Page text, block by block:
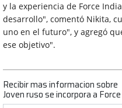
y la experiencia de Force
desarrollo", comentó Nikita,
uno en el futuro", y agregó
ese objetivo".
Recibir mas informacion sobre
Joven ruso se incorpora a